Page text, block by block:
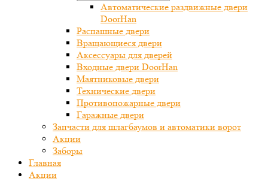
Автоматические раздвижные двери
DoorHan
Распашные двери
Вращающиеся двери
Аксессуары для дверей
Входные двери DoorHan
Маятниковые двери
Технические двери
Противопожарные двери
Гаражные двери
Запчасти для шлагбаумов и автоматики ворот
Акции
Заборы
Главная
Акции